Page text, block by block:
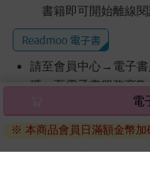
書籍即可開始離線閱
請至會員中心→電子書
碼』至電子書服務商
因版權保護，您在金
的閱讀軟體開啟閱讀